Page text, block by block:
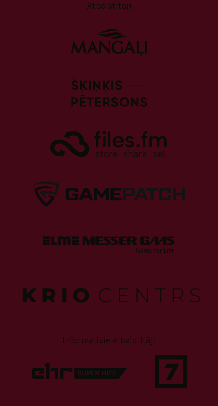
Atbalstītāji
Informatīvie atbalstītāji